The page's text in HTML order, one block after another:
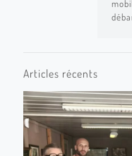
Articles récents